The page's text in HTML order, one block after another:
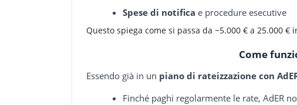
Spese di notifica e procedure esecutive
Questo spiega come si passa da ~5.000 € a 25.000
Come
Essendo già in un piano di rateizzazione con
Finché paghi regolarmente le rate, AdER